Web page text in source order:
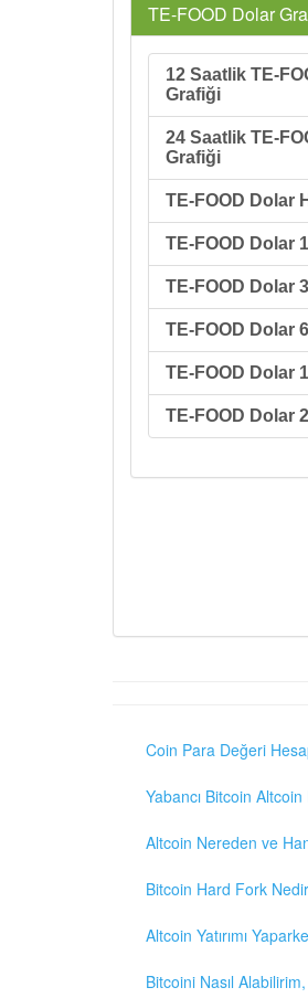
TE-FOOD Dolar
12 Saatlik TE-
Grafiği
24 Saatlik TE-
Grafiği
TE-FOOD Dolar
TE-FOOD Dolar
TE-FOOD Dolar
TE-FOOD Dolar
TE-FOOD Dolar
TE-FOOD Dolar
Coin Para Değeri
Yabancı Bitcoin Altcoin
Altcoin Nereden ve
Bitcoin Hard Fork
Altcoin Yatırımı
Bitcoini Nasıl Alabilirim,